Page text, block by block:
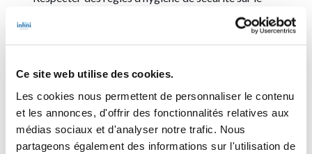
Ce site web utilise des cookies.
Les cookies nous permettent de personnaliser le contenu
et les annonces, d'offrir des fonctionnalités relatives aux
médias sociaux et d'analyser notre trafic. Nous
partageons également des informations sur l'utilisation de
chantier (hygiène personnelle, les situations de travail
Utiliser les équipements de protection individuels
manipulation des produits, des matériels et des déchets
Appliquer les règles de tri des déchets et de gestion des
emballages
Respecter les principes de base en hygiène et de
sécurité dans les milieux spécifiques